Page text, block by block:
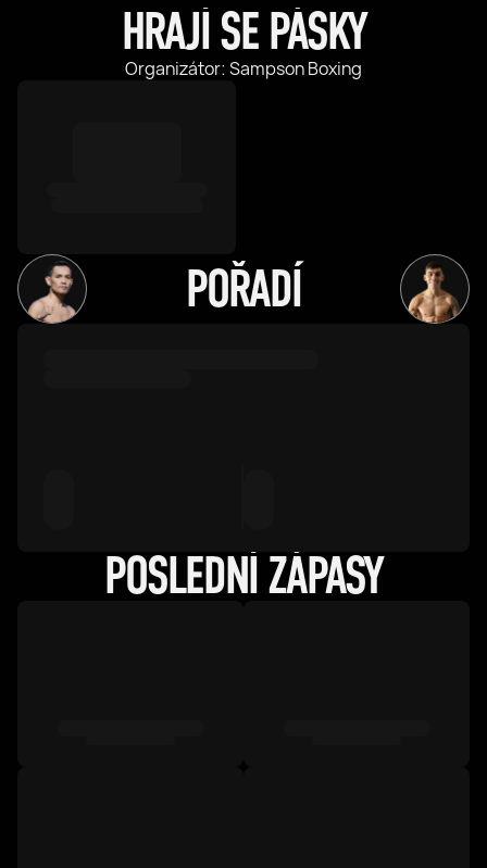
HRAJÍ SE PÁSKY
Organizátor: Sampson Boxing
POŘADÍ
POSLEDNÍ ZÁPASY